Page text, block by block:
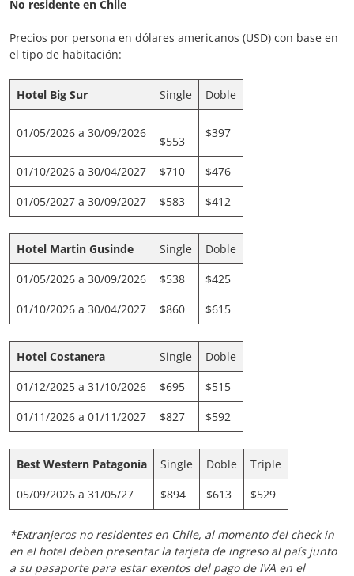
No residente en Chile
Precios por persona en dólares americanos (USD) con base en
el tipo de habitación:
Hotel Big Sur Single Doble
01/05/2026 a 30/09/2026
$553
$397
01/10/2026 a 30/04/2027 $710
$476
01/05/2027 a 30/09/2027
$583 $412
Hotel Martin Gusinde Single
Doble
01/05/2026 a 30/09/2026
$538
$425
01/10/2026 a 30/04/2027
$860 $615
Hotel Costanera Single
Doble
01/12/2025 a 31/10/2026
$695
$515
01/11/2026 a 01/11/2027
$827 $592
Best Western Patagonia Single Doble
Triple
05/09/2026 a 31/05/27
$894 $613 $529
*Extranjeros no residentes en Chile, al momento del check in
en el hotel deben presentar la tarjeta de ingreso al país junto
a su pasaporte para estar exentos del pago de IVA en el